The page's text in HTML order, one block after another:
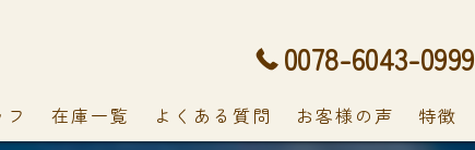
0078-6043-0999
在庫一覧 よくある質問 お客様の声 特徴